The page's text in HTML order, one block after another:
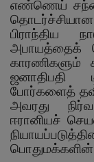
எண்ணெய்
பிராந்திய
அபாயத்தைக்
காரணிகளும்
ஜனாதிபதி
போர்களைத்
அவரது
ஈரானியச்
பொதுமக்களின்